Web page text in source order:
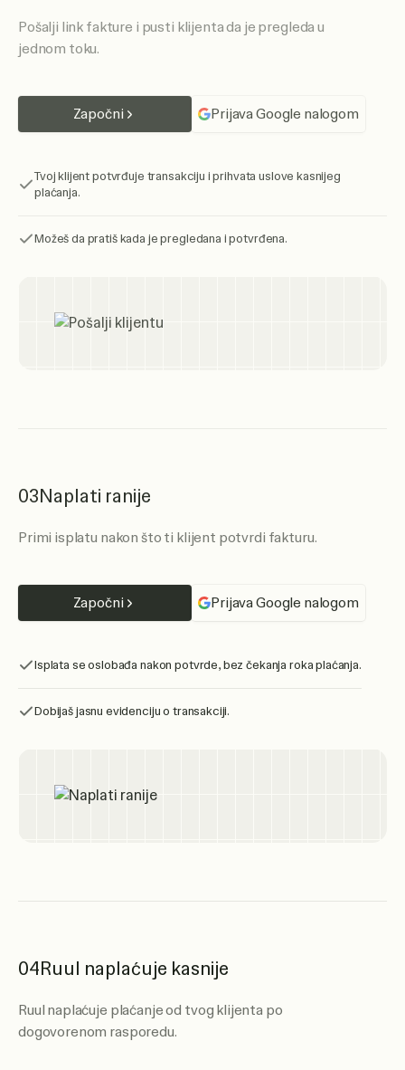
Pošalji link fakture i pusti klijenta da je pregleda u
jednom toku.
Započni Prijava Google nalogom
Tvoj klijent potvrđuje transakciju i prihvata uslove kasnijeg
plaćanja.
Možeš da pratiš kada je pregledana i potvrđena.
03Naplati ranije
Primi isplatu nakon što ti klijent potvrdi fakturu.
Započni Prijava Google nalogom
Isplata se oslobađa nakon potvrde, bez čekanja roka plaćanja.
Dobijaš jasnu evidenciju o transakciji.
04Ruul naplaćuje kasnije
Ruul naplaćuje plaćanje od tvog klijenta po
dogovorenom rasporedu.